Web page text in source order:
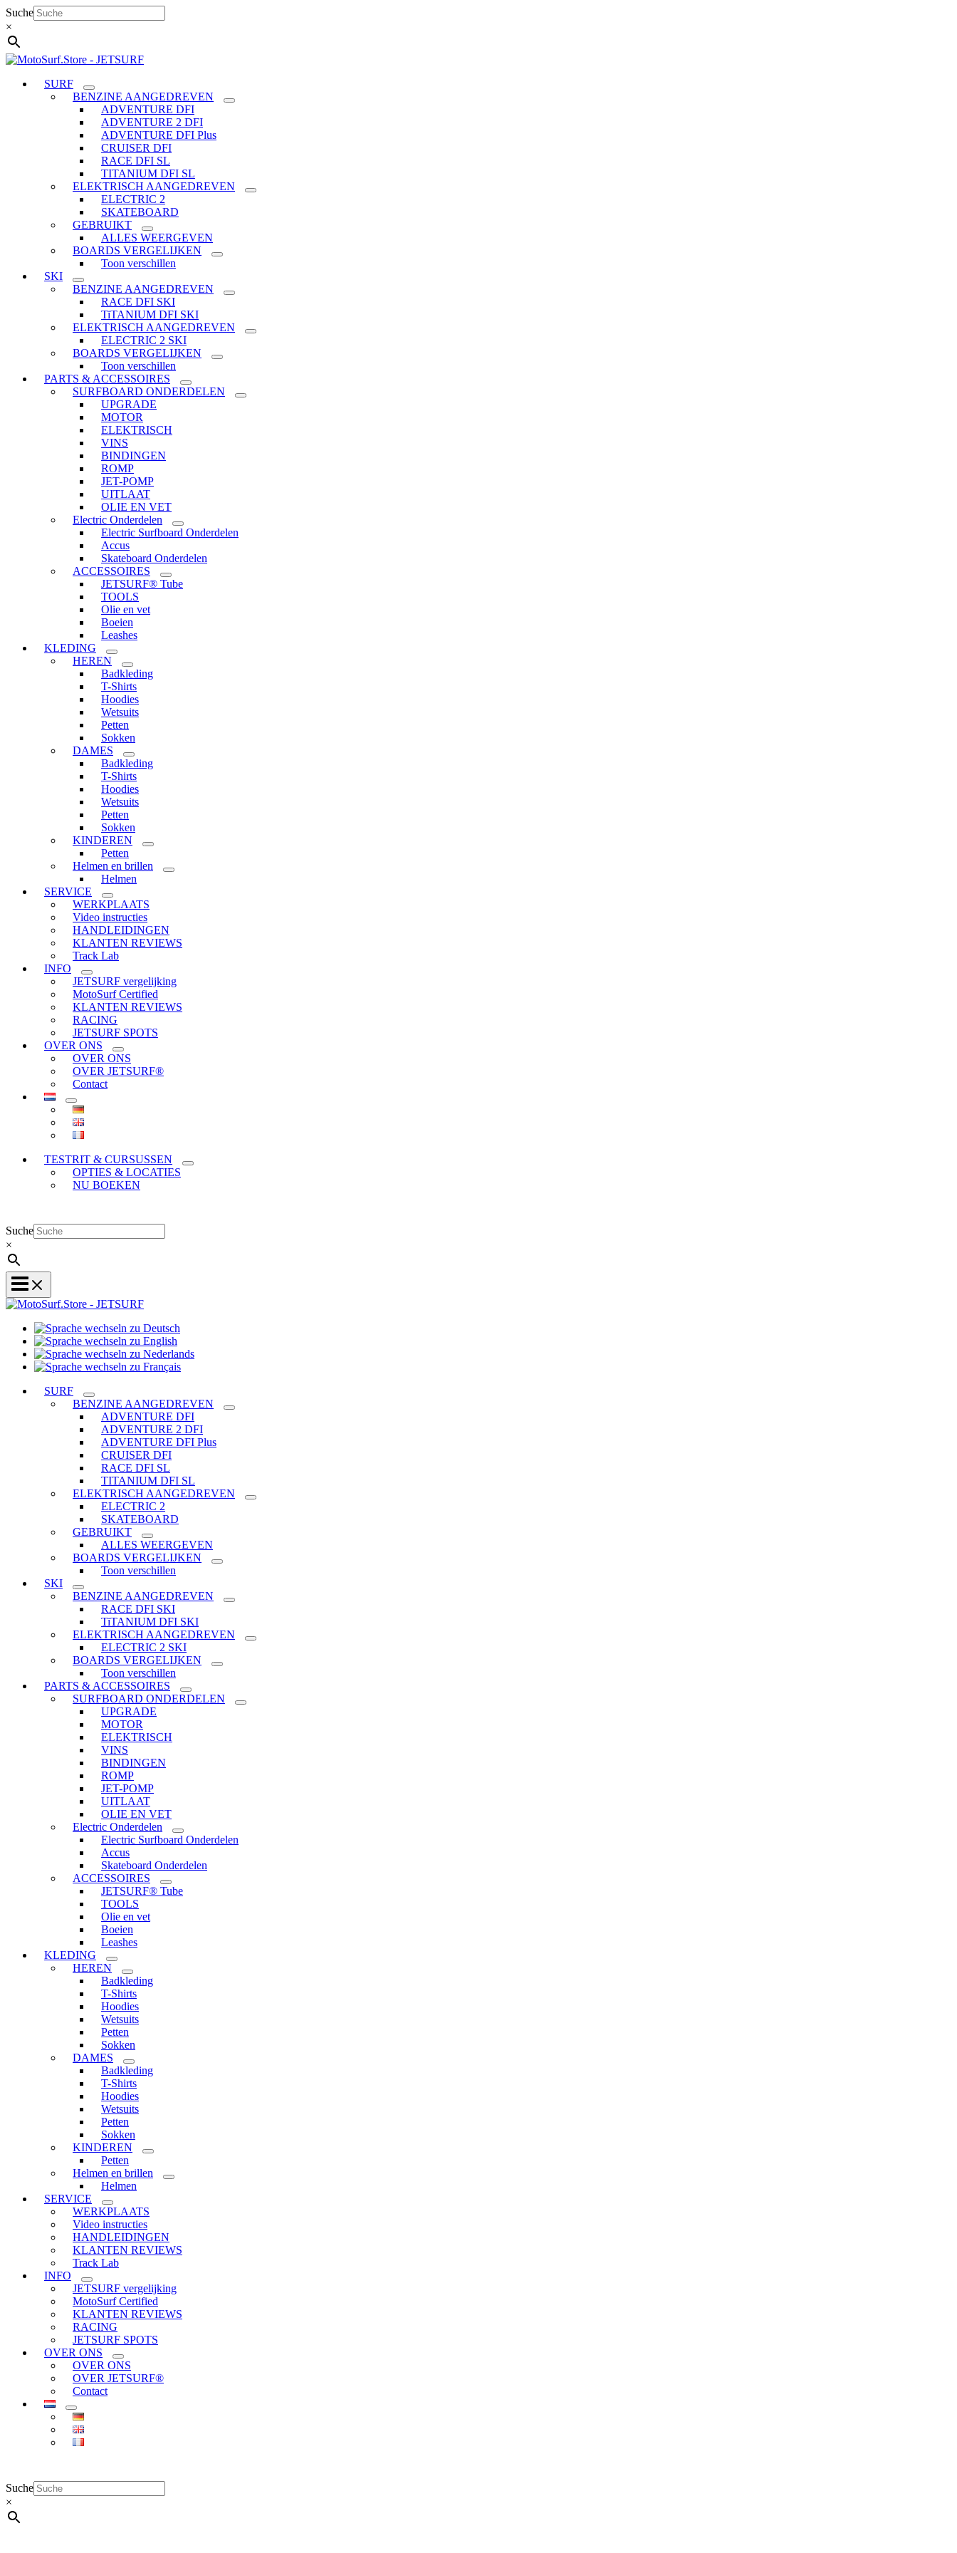
Ga
naar
de
inhoud
Suche
×
SURF
BENZINE AANGEDREVEN
ADVENTURE DFI
ADVENTURE 2 DFI
ADVENTURE DFI Plus
CRUISER DFI
RACE DFI SL
TITANIUM DFI SL
ELEKTRISCH AANGEDREVEN
ELECTRIC 2
SKATEBOARD
GEBRUIKT
ALLES WEERGEVEN
BOARDS VERGELIJKEN
Toon verschillen
SKI
BENZINE AANGEDREVEN
RACE DFI SKI
TiTANIUM DFI SKI
ELEKTRISCH AANGEDREVEN
ELECTRIC 2 SKI
BOARDS VERGELIJKEN
Toon verschillen
PARTS & ACCESSOIRES
SURFBOARD ONDERDELEN
UPGRADE
MOTOR
ELEKTRISCH
VINS
BINDINGEN
ROMP
JET-POMP
UITLAAT
OLIE EN VET
Electric Onderdelen
Electric Surfboard Onderdelen
Accus
Skateboard Onderdelen
ACCESSOIRES
JETSURF® Tube
TOOLS
Olie en vet
Boeien
Leashes
KLEDING
HEREN
Badkleding
T-Shirts
Hoodies
Wetsuits
Petten
Sokken
DAMES
Badkleding
T-Shirts
Hoodies
Wetsuits
Petten
Sokken
KINDEREN
Petten
Helmen en brillen
Helmen
SERVICE
WERKPLAATS
Video instructies
HANDLEIDINGEN
KLANTEN REVIEWS
Track Lab
INFO
JETSURF vergelijking
MotoSurf Certified
KLANTEN REVIEWS
RACING
JETSURF SPOTS
OVER ONS
OVER ONS
OVER JETSURF®
Contact
TESTRIT & CURSUSSEN
OPTIES & LOCATIES
NU BOEKEN
Suche
×
zu
Deutsch
wechseln
zu
Sprache
Sprache
Français
SURF
BENZINE AANGEDREVEN
ADVENTURE DFI
ADVENTURE 2 DFI
ADVENTURE DFI Plus
CRUISER DFI
RACE DFI SL
TITANIUM DFI SL
ELEKTRISCH AANGEDREVEN
ELECTRIC 2
SKATEBOARD
GEBRUIKT
ALLES WEERGEVEN
BOARDS VERGELIJKEN
Toon verschillen
SKI
BENZINE AANGEDREVEN
RACE DFI SKI
TiTANIUM DFI SKI
ELEKTRISCH AANGEDREVEN
ELECTRIC 2 SKI
BOARDS VERGELIJKEN
Toon verschillen
PARTS & ACCESSOIRES
SURFBOARD ONDERDELEN
UPGRADE
MOTOR
ELEKTRISCH
VINS
BINDINGEN
ROMP
JET-POMP
UITLAAT
OLIE EN VET
Electric Onderdelen
Electric Surfboard Onderdelen
Accus
Skateboard Onderdelen
ACCESSOIRES
JETSURF® Tube
TOOLS
Olie en vet
Boeien
Leashes
KLEDING
HEREN
Badkleding
T-Shirts
Hoodies
Wetsuits
Petten
Sokken
DAMES
Badkleding
T-Shirts
Hoodies
Wetsuits
Petten
Sokken
KINDEREN
Petten
Helmen en brillen
Helmen
SERVICE
WERKPLAATS
Video instructies
HANDLEIDINGEN
KLANTEN REVIEWS
Track Lab
INFO
JETSURF vergelijking
MotoSurf Certified
KLANTEN REVIEWS
RACING
JETSURF SPOTS
OVER ONS
OVER ONS
OVER JETSURF®
Contact
Suche
×